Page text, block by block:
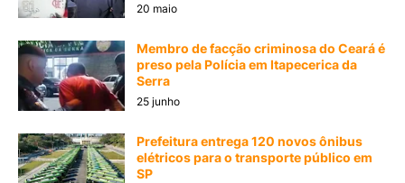
20 maio
Membro de facção criminosa do Ceará é
preso pela Polícia em Itapecerica da
Serra
25 junho
Prefeitura entrega 120 novos ônibus
elétricos para o transporte público em
SP